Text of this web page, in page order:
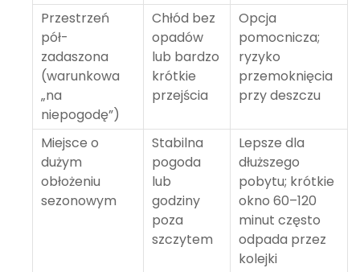
Przestrzeń
pół-
zadaszona
(warunkowa
„na
niepogodę”)
Chłód bez
opadów
lub bardzo
krótkie
przejścia
Opcja
pomocnicza;
ryzyko
przemoknięcia
przy deszczu
Miejsce o
dużym
obłożeniu
sezonowym
Stabilna
pogoda
lub
godziny
poza
szczytem
Lepsze dla
dłuższego
pobytu; krótkie
okno 60–120
minut często
odpada przez
kolejki